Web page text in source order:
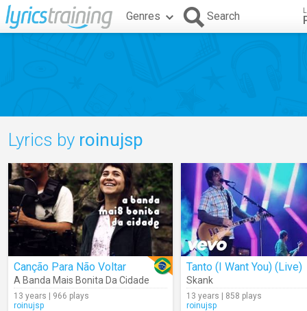
Genres Search
Lyrics by roinujsp
Canção Para Não Voltar
A Banda Mais Bonita Da Cidade
13 years | 966 plays
roinujsp
Tanto (I Want You) (Live)
Skank
13 years | 858 plays
roinujsp